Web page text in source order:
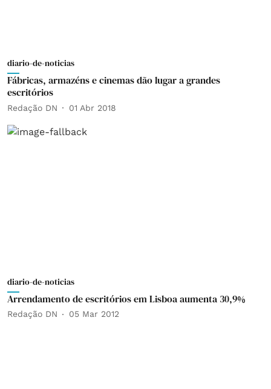
diario-de-noticias
Fábricas, armazéns e cinemas dão lugar a grandes
escritórios
Redação DN 01 Abr 2018
diario-de-noticias
Arrendamento de escritórios em Lisboa aumenta 30,9%
Redação DN 05 Mar 2012